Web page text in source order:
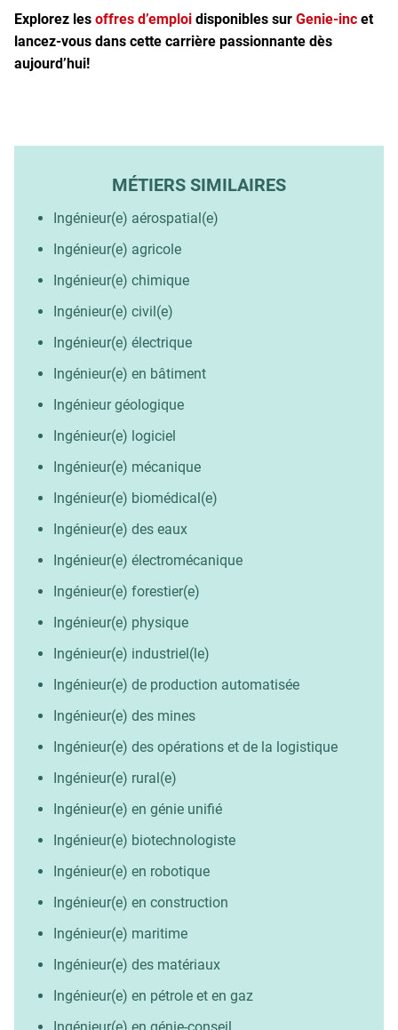
Explorez les offres d’emploi disponibles sur Genie-inc et
lancez-vous dans cette carrière passionnante dès
aujourd’hui!
MÉTIERS SIMILAIRES
Ingénieur(e) aérospatial(e)
Ingénieur(e) agricole
Ingénieur(e) chimique
Ingénieur(e) civil(e)
Ingénieur(e) électrique
Ingénieur(e) en bâtiment
Ingénieur géologique
Ingénieur(e) logiciel
Ingénieur(e) mécanique
Ingénieur(e) biomédical(e)
Ingénieur(e) des eaux
Ingénieur(e) électromécanique
Ingénieur(e) forestier(e)
Ingénieur(e) physique
Ingénieur(e) industriel(le)
Ingénieur(e) de production automatisée
Ingénieur(e) des mines
Ingénieur(e) des opérations et de la logistique
Ingénieur(e) rural(e)
Ingénieur(e) en génie unifié
Ingénieur(e) biotechnologiste
Ingénieur(e) en robotique
Ingénieur(e) en construction
Ingénieur(e) maritime
Ingénieur(e) des matériaux
Ingénieur(e) en pétrole et en gaz
Ingénieur(e) en génie-conseil